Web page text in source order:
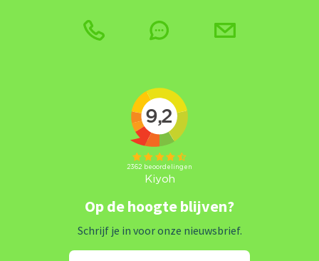
Op de hoogte blijven?
Schrijf je in voor onze nieuwsbrief.